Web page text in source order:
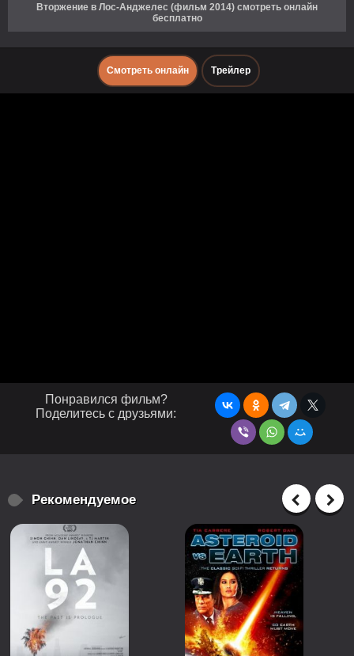
Вторжение в Лос-Анджелес (фильм 2014) смотреть онлайн
бесплатно
Смотреть онлайн Трейлер
Понравился фильм?
Поделитесь с друзьями:
Рекомендуемое